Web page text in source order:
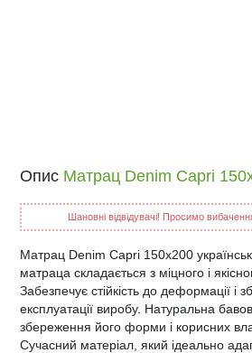
Опис Матрац Denim Capri
Шановні відвідувачі! Просимо
Матрац Denim Capri 150x200
матраца складається з міцного і
Забезпечує стійкість до деформації і
експлуатації виробу. Натуральна
збереження його форми і корисних
Сучасний матеріал, який ідеально